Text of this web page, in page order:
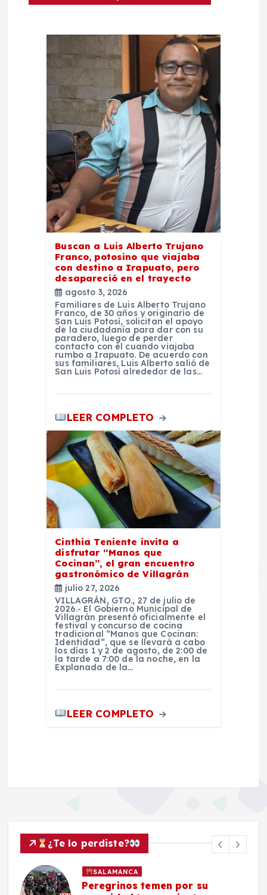
Buscan a Luis Alberto Trujano
Franco, potosino que viajaba
con destino a Irapuato, pero
desapareció en el trayecto
agosto 3, 2026
Familiares de Luis Alberto Trujano
Franco, de 30 años y originario de
San Luis Potosí, solicitan el apoyo
de la ciudadanía para dar con su
paradero, luego de perder
contacto con él cuando viajaba
rumbo a Irapuato. De acuerdo con
sus familiares, Luis Alberto salió de
San Luis Potosí alrededor de las…
LEER COMPLETO
Cinthia Teniente invita a
disfrutar “Manos que
Cocinan”, el gran encuentro
gastronómico de Villagrán
julio 27, 2026
VILLAGRÁN, GTO., 27 de julio de
2026.- El Gobierno Municipal de
Villagrán presentó oficialmente el
festival y concurso de cocina
tradicional “Manos que Cocinan:
Identidad”, que se llevará a cabo
los días 1 y 2 de agosto, de 2:00 de
la tarde a 7:00 de la noche, en la
Explanada de la…
LEER COMPLETO
¿Te lo perdiste?
SALAMANCA
Peregrinos temen por su